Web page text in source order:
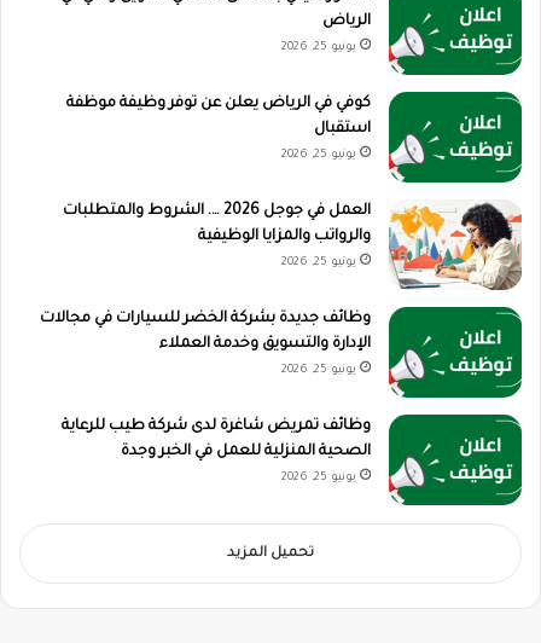
الرياض
يونيو 25, 2026
كوفي في الرياض يعلن عن توفر وظيفة موظفة
استقبال
يونيو 25, 2026
العمل في جوجل 2026 …. الشروط والمتطلبات
والرواتب والمزايا الوظيفية
يونيو 25, 2026
وظائف جديدة بشركة الخضر للسيارات في مجالات
الإدارة والتسويق وخدمة العملاء
يونيو 25, 2026
وظائف تمريض شاغرة لدى شركة طيب للرعاية
الصحية المنزلية للعمل في الخبر وجدة
يونيو 25, 2026
تحميل المزيد